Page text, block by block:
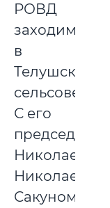
РОВД
заходим
в
Телушский
сельсовет.
С его
Николаем
Сакуном